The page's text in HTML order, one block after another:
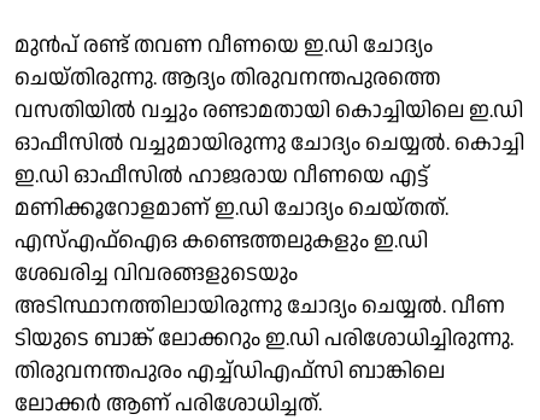
മുൻപ് രണ്ട് തവണ വീണയെ ഇ.ഡി ചോദ്യം
ചെയ്തിരുന്നു. ആദ്യം തിരുവനന്തപുരത്തെ
വസതിയിൽ വച്ചും രണ്ടാമതായി കൊച്ചിയിലെ ഇ.ഡി
ഓഫീസിൽ വച്ചുമായിരുന്നു ചോദ്യം ചെയ്യൽ. കൊച്ചി
ഇ.ഡി ഓഫീസിൽ ഹാജരായ വീണയെ എട്ട്
മണിക്കൂറോളമാണ് ഇ.ഡി ചോദ്യം ചെയ്തത്.
എസ്എഫ്ഐഒ കണ്ടെത്തലുകളും ഇ.ഡി
ശേഖരിച്ച വിവരങ്ങളുടെയും
അടിസ്ഥാനത്തിലായിരുന്നു ചോദ്യം ചെയ്യൽ. വീണ
ടിയുടെ ബാങ്ക് ലോക്കറും ഇ.ഡി പരിശോധിച്ചിരുന്നു.
തിരുവനന്തപുരം എച്ച്ഡിഎഫ്സി ബാങ്കിലെ
ലോക്കർ ആണ് പരിശോധിച്ചത്.